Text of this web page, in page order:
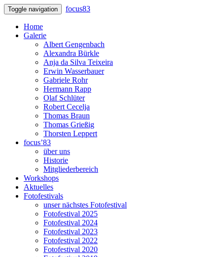
Toggle navigation focus83
Home
Galerie
Albert Gengenbach
Alexandra Bürkle
Anja da Silva Teixeira
Erwin Wasserbauer
Gabriele Rohr
Hermann Rapp
Olaf Schlüter
Robert Cecelja
Thomas Braun
Thomas Grießig
Thorsten Leppert
focus’83
über uns
Historie
Mitgliederbereich
Workshops
Aktuelles
Fotofestivals
unser nächstes Fotofestival
Fotofestival 2025
Fotofestival 2024
Fotofestival 2023
Fotofestival 2022
Fotofestival 2020